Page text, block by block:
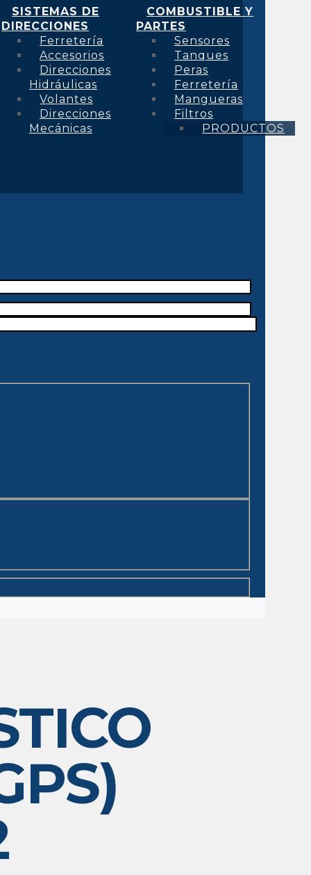
SISTEMAS DE
DIRECCIONES
Ferretería
Accesorios
Direcciones
Hidráulicas
Volantes
Direcciones
Mecánicas
COMBUSTIBLE Y
PARTES
Sensores
Tanques
Peras
Ferretería
Mangueras
Filtros
PRODUCTOS